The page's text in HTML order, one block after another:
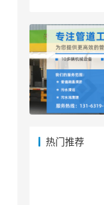
热门推荐